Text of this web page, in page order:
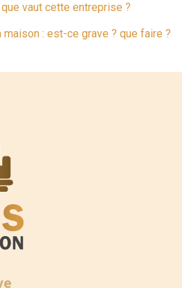
vaut cette entreprise ?
maison : est-ce grave ? que faire ?